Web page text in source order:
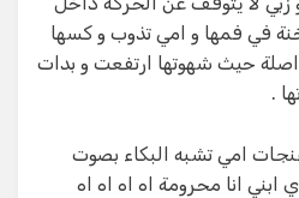
في فمها و امي تذوب و كسها
حيث شهوتها ارتفعت و بدات
.
امي تشبه البكاء بصوت
انا محرومة اه اه اه اه